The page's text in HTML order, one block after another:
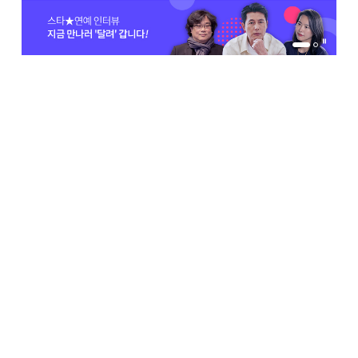
1번 배너 보기
2번 배너 보기